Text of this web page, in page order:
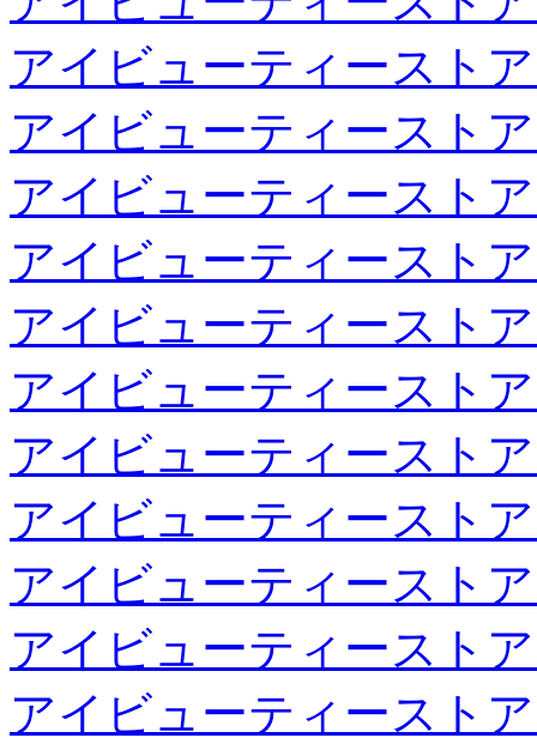
アイビューティースト
アイビューティースト
アイビューティースト
アイビューティースト
アイビューティースト
アイビューティースト
アイビューティースト
アイビューティースト
アイビューティースト
アイビューティースト
アイビューティースト